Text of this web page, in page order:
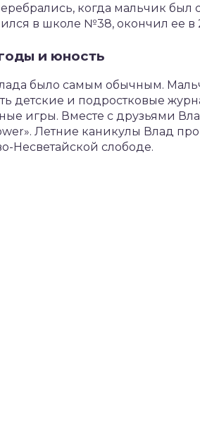
когда мальчик был
в школе №38, окончил ее в
и юность
было самым обычным.
детские и подростковые
игры. Вместе с друзьями
Летние каникулы Влад
Несветайской слободе.